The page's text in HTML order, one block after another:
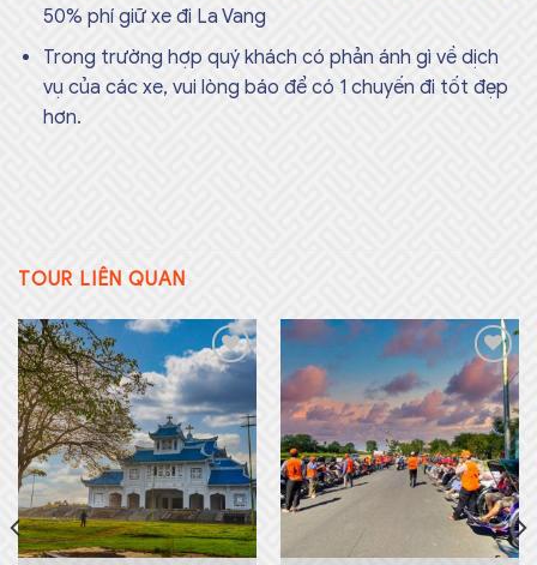
50% phí giữ xe đi La Vang
Trong trường hợp quý khách có phản ánh gì về dịch
vụ của các xe, vui lòng báo để có 1 chuyến đi tốt đẹp
hơn.
TOUR LIÊN QUAN
Add to
wishlist
Add to
wishlist